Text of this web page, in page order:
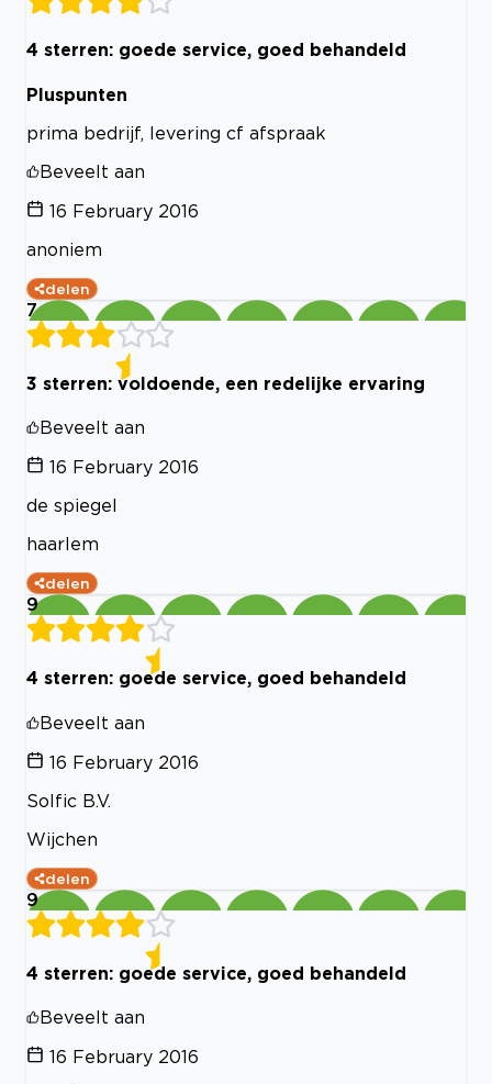
4 sterren: goede service, goed behandeld
Pluspunten
prima bedrijf, levering cf afspraak
Beveelt aan
16 February 2016
anoniem
delen
7
3 sterren: voldoende, een redelijke ervaring
Beveelt aan
16 February 2016
de spiegel
haarlem
delen
9
4 sterren: goede service, goed behandeld
Beveelt aan
16 February 2016
Solfic B.V.
Wijchen
delen
9
4 sterren: goede service, goed behandeld
Beveelt aan
16 February 2016